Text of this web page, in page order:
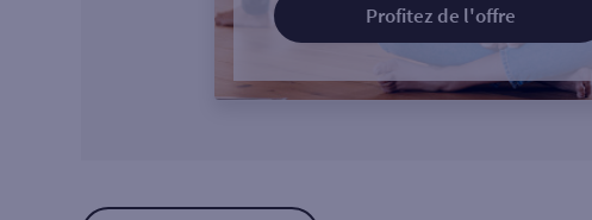
Profitez de l'offre